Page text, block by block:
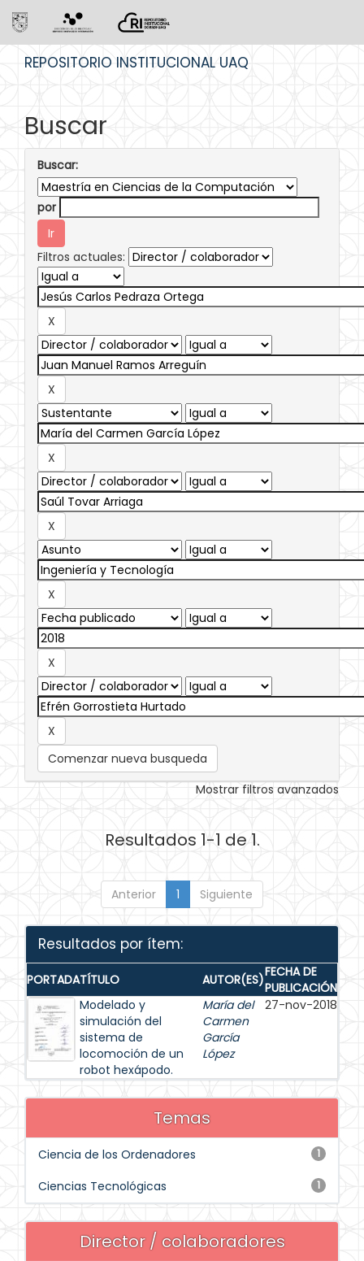
REPOSITORIO INSTITUCIONAL UAQ
Buscar
Buscar:
por
Filtros actuales:
Comenzar nueva busqueda
Mostrar filtros avanzados
Resultados 1-1 de 1.
Anterior 1 Siguiente
Resultados por ítem:
PORTADATÍTULO AUTOR(ES)FECHA DE
PUBLICACIÓN
Modelado y
simulación del
sistema de
locomoción de un
robot hexápodo.
María del
Carmen
García
López
27-nov-2018
Temas
1
Ciencia de los Ordenadores
1
Ciencias Tecnológicas
Director / colaboradores